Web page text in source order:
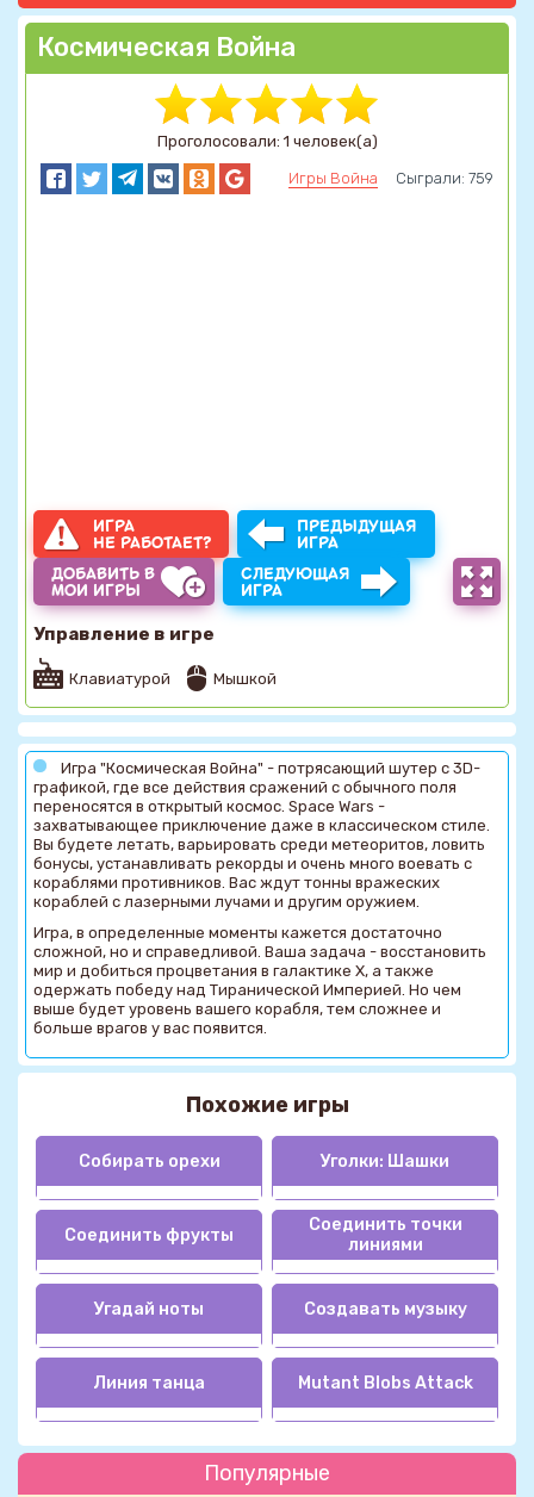
Популярные
Космическая Война
Проголосовали: 1 человек(а)
Игры Война Сыграли: 759
ИГРА
НЕ РАБОТАЕТ?
ПРЕДЫДУЩАЯ
ИГРА
ДОБАВИТЬ В
МОИ ИГРЫ
СЛЕДУЮЩАЯ
ИГРА
Управление в игре
Клавиатурой Мышкой
Игра "Космическая Война" - потрясающий шутер с 3D-
графикой, где все действия сражений с обычного поля
переносятся в открытый космос. Space Wars -
захватывающее приключение даже в классическом стиле.
Вы будете летать, варьировать среди метеоритов, ловить
бонусы, устанавливать рекорды и очень много воевать с
кораблями противников. Вас ждут тонны вражеских
кораблей с лазерными лучами и другим оружием.
Игра, в определенные моменты кажется достаточно
сложной, но и справедливой. Ваша задача - восстановить
мир и добиться процветания в галактике X, а также
одержать победу над Тиранической Империей. Но чем
выше будет уровень вашего корабля, тем сложнее и
больше врагов у вас появится.
Похожие игры
Собирать орехи Уголки: Шашки
Соединить фрукты
Соединить точки
линиями
Угадай ноты Создавать музыку
Линия танца Mutant Blobs Attack